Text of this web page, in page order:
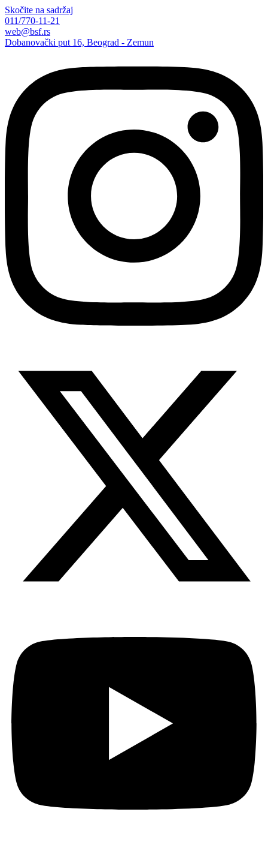
Skočite na sadržaj
011/770-11-21
web@bsf.rs
Dobanovački put 16, Beograd - Zemun